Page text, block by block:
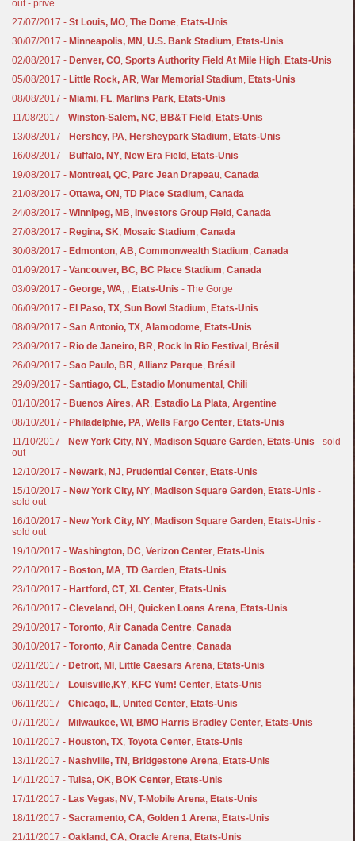
out - privé
27/07/2017 -St Louis, MO,The Dome, Etats-Unis
30/07/2017 - Minneapolis, MN ,U.S. Bank Stadium, Etats-Unis
02/08/2017 - Denver, CO,Sports Authority Field At Mile High, Etats-Unis
05/08/2017 - Little Rock, AR,War Memorial Stadium, Etats-Unis
08/08/2017 - Miami, FL, Marlins Park, Etats-Unis
11/08/2017 -Winston-Salem, NC, BB&T Field , Etats-Unis
13/08/2017 - Hershey, PA, Hersheypark Stadium, Etats-Unis
16/08/2017 - Buffalo, NY, New Era Field , Etats-Unis
19/08/2017 - Montreal, QC, Parc Jean Drapeau,Canada
21/08/2017 -Ottawa, ON ,TD Place Stadium,Canada
24/08/2017 -Winnipeg, MB, Investors Group Field ,Canada
27/08/2017 - Regina, SK, Mosaic Stadium,Canada
30/08/2017 - Edmonton, AB,Commonwealth Stadium,Canada
01/09/2017 -Vancouver, BC, BC Place Stadium,Canada
03/09/2017 -George, WA, , Etats-Unis - The Gorge
06/09/2017 - El Paso, TX,Sun Bowl Stadium, Etats-Unis
08/09/2017 -San Antonio, TX,Alamodome, Etats-Unis
23/09/2017 - Rio de Janeiro, BR, Rock In Rio Festival , Brésil
26/09/2017 -Sao Paulo, BR,Allianz Parque, Brésil
29/09/2017 -Santiago, CL, Estadio Monumental ,Chili
01/10/2017 - Buenos Aires, AR, Estadio La Plata,Argentine
08/10/2017 - Philadelphie, PA,Wells Fargo Center, Etats-Unis
11/10/2017 - New York City, NY, Madison Square Garden, Etats-Unis - sold
out
12/10/2017 - Newark, NJ, Prudential Center, Etats-Unis
15/10/2017 - New York City, NY, Madison Square Garden, Etats-Unis -
sold out
16/10/2017 - New York City, NY, Madison Square Garden, Etats-Unis -
sold out
19/10/2017 -Washington, DC,Verizon Center, Etats-Unis
22/10/2017 - Boston, MA,TD Garden, Etats-Unis
23/10/2017 - Hartford, CT,XL Center, Etats-Unis
26/10/2017 -Cleveland, OH ,Quicken Loans Arena, Etats-Unis
29/10/2017 -Toronto,Air Canada Centre,Canada
30/10/2017 -Toronto,Air Canada Centre,Canada
02/11/2017 - Detroit, MI , Little Caesars Arena, Etats-Unis
03/11/2017 - Louisville,KY, KFC Yum! Center, Etats-Unis
06/11/2017 -Chicago, IL,United Center, Etats-Unis
07/11/2017 - Milwaukee, WI , BMO Harris Bradley Center, Etats-Unis
10/11/2017 - Houston, TX,Toyota Center, Etats-Unis
13/11/2017 - Nashville, TN , Bridgestone Arena, Etats-Unis
14/11/2017 -Tulsa, OK, BOK Center, Etats-Unis
17/11/2017 - Las Vegas, NV,T-Mobile Arena, Etats-Unis
18/11/2017 -Sacramento, CA,Golden 1 Arena, Etats-Unis
21/11/2017 -Oakland, CA,Oracle Arena, Etats-Unis